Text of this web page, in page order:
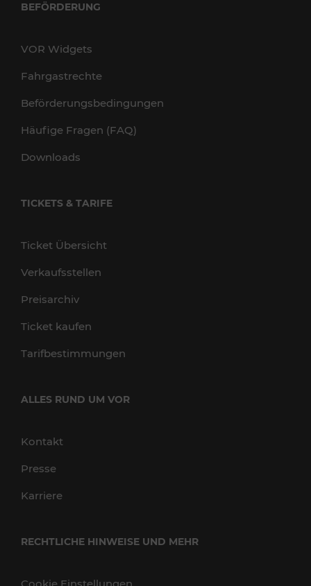
BEFÖRDERUNG
VOR Widgets
Fahrgastrechte
Beförderungsbedingungen
Häufige Fragen (FAQ)
Downloads
TICKETS & TARIFE
Ticket Übersicht
Verkaufsstellen
Preisarchiv
Ticket kaufen
Tarifbestimmungen
ALLES RUND UM VOR
Kontakt
Presse
Karriere
RECHTLICHE HINWEISE UND MEHR